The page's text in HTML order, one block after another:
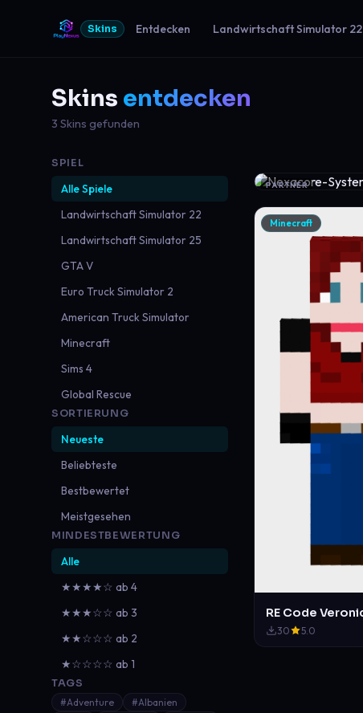
Skins Entdecken Landwirtschaft Simulator 22
Skins entdecken
3 Skins gefunden
SPIEL
Alle Spiele
Landwirtschaft Simulator 22
Landwirtschaft Simulator 25
GTA V
Euro Truck Simulator 2
American Truck Simulator
Minecraft
Sims 4
Global Rescue
SORTIERUNG
Neueste
Beliebteste
Bestbewertet
Meistgesehen
MINDESTBEWERTUNG
Alle
★★★★☆ ab 4
★★★☆☆ ab 3
★★☆☆☆ ab 2
★☆☆☆☆ ab 1
TAGS
#Adventure
#Albanien
PARTNER
Minecraft
30 5.0